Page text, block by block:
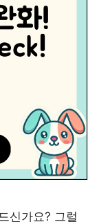
신가요? 그럴